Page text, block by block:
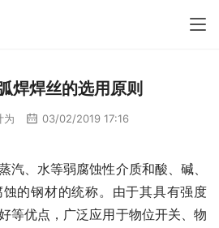
焊焊丝的选用原则
为 03/02/2019 17:16
汽、水等弱腐蚀性介质和酸、碱、
的钢材的统称。由于其具有强度
等优点，广泛应用于物位开关、物